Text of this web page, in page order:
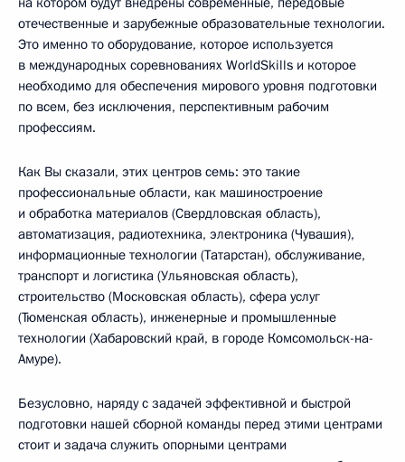
отечественные и зарубежные образовательные технологии.
Это именно то оборудование, которое используется
в международных соревнованиях WorldSkills и которое
необходимо для обеспечения мирового уровня подготовки
по всем, без исключения, перспективным рабочим
профессиям.
Как Вы сказали, этих центров семь: это такие
профессиональные области, как машиностроение
и обработка материалов (Свердловская область),
автоматизация, радиотехника, электроника (Чувашия),
информационные технологии (Татарстан), обслуживание,
транспорт и логистика (Ульяновская область),
строительство (Московская область), сфера услуг
(Тюменская область), инженерные и промышленные
технологии (Хабаровский край, в городе Комсомольск-на-
Амуре).
Безусловно, наряду с задачей эффективной и быстрой
подготовки нашей сборной команды перед этими центрами
стоит и задача служить опорными центрами